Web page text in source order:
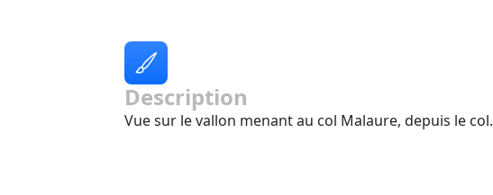
Description
Vue sur le vallon menant au col Malaure, depuis le col.